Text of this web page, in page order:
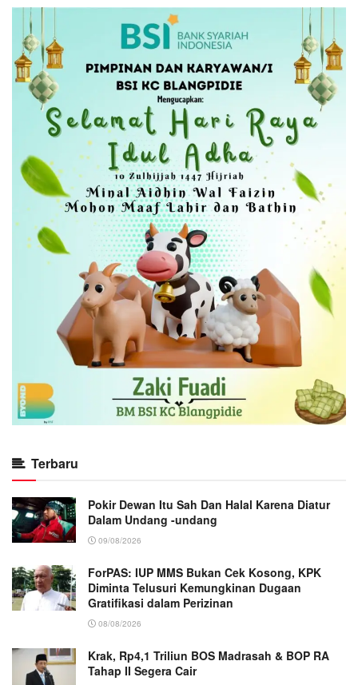
Terbaru
Pokir Dewan Itu Sah Dan Halal Karena Diatur
Dalam Undang -undang
09/08/2026
ForPAS: IUP MMS Bukan Cek Kosong, KPK
Diminta Telusuri Kemungkinan Dugaan
Gratifikasi dalam Perizinan
08/08/2026
Krak, Rp4,1 Triliun BOS Madrasah & BOP RA
Tahap II Segera Cair